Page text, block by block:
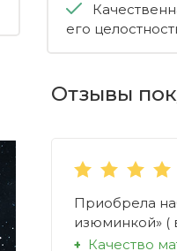
его
Отзывы
Приобрела
изюминкой» (
Качество